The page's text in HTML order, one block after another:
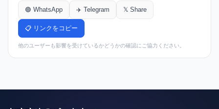
🟢 WhatsApp ✈️ Telegram 𝕏 Share
📋 リンクをコピー
他のユーザーも影響を受けているかどうかの確認にご協力ください。